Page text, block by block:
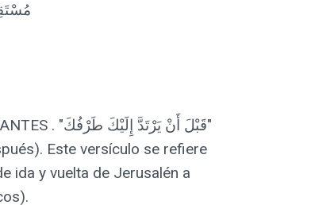
Este versículo se refiere
ida y vuelta de Jerusalén a